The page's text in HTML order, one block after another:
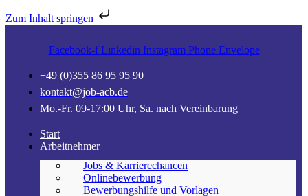
Zum Inhalt springen
Facebook-f Linkedin Instagram Phone Envelope
+49 (0)355 86 95 95 90
kontakt@job-acb.de
Mo.-Fr. 09-17:00 Uhr, Sa. nach Vereinbarung
Start
Arbeitnehmer
Jobs & Karrierechancen
Onlinebewerbung
Bewerbungshilfe und Vorlagen